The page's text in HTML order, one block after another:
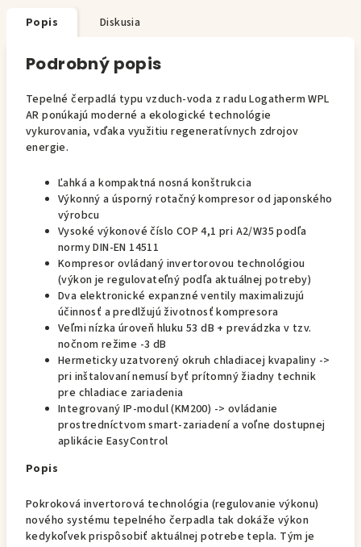
Popis Diskusia
Podrobný popis
Tepelné čerpadlá typu vzduch-voda z radu Logatherm WPL
AR ponúkajú moderné a ekologické technológie
vykurovania, vďaka využitiu regeneratívnych zdrojov
energie.
Ľahká a kompaktná nosná konštrukcia
Výkonný a úsporný rotačný kompresor od japonského
výrobcu
Vysoké výkonové číslo COP 4,1 pri A2/W35 podľa
normy DIN-EN 14511
Kompresor ovládaný invertorovou technológiou
(výkon je regulovateľný podľa aktuálnej potreby)
Dva elektronické expanzné ventily maximalizujú
účinnosť a predlžujú životnosť kompresora
Veľmi nízka úroveň hluku 53 dB + prevádzka v tzv.
nočnom režime -3 dB
Hermeticky uzatvorený okruh chladiacej kvapaliny ->
pri inštalovaní nemusí byť prítomný žiadny technik
pre chladiace zariadenia
Integrovaný IP-modul (KM200) -> ovládanie
prostredníctvom smart-zariadení a voľne dostupnej
aplikácie EasyControl
Popis
Pokroková invertorová technológia (regulovanie výkonu)
nového systému tepelného čerpadla tak dokáže výkon
kedykoľvek prispôsobiť aktuálnej potrebe tepla. Tým je